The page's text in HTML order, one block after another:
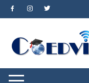
Saltar
al